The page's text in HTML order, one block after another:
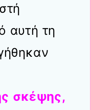
αυτή τη
σκέψης,